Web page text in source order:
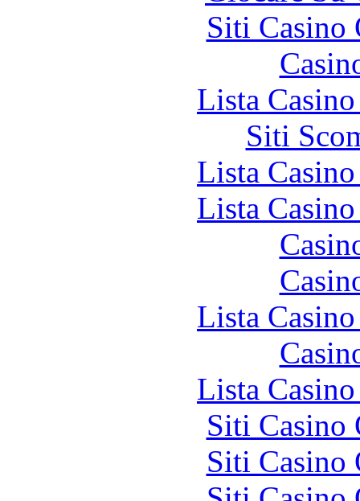
Siti Casino
Lista
Siti
Lista
Lista
Lista
Lista
Siti Casino
Siti Casino